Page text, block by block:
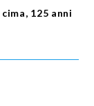
125 anni